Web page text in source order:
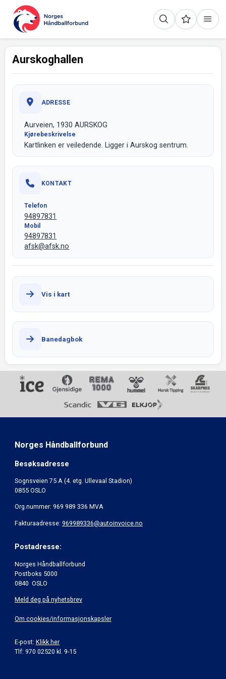
Aurskoghallen
ADRESSE
Aurveien, 1930 AURSKOG
Kjørebeskrivelse
Kartlinken er veiledende. Ligger i Aurskog sentrum.
KONTAKT
Telefon
94897831
Mobil
94897831
afsk@afsk.no
Vis i kart
Banedagbok
Norges Håndballforbund
Besøksadresse
Sognsveien 75 A (4. etg. Ullevaal Stadion)
0855 OSLO
Org.nummer: 969 989 336 MVA
Fakturaadresse: 969989336@autoinvoice.no
Postadresse:
Norges Håndballforbund
Postboks 5000
0840 OSLO
Meld deg på nyhetsbrev
Om cookies/informasjonskapsler
E-post: Klikk her
Tlf: 970 02520 kl. 9-15